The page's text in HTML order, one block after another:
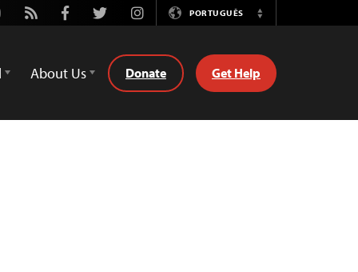
Rss FacebookTwitterInstagramPORTUGUÊS
Switch
About Us Donate Get Help